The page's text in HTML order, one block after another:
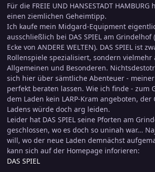
Für die FREIE UND HANSESTADT
einen ziemlichen Geheimtipp.
Ich kaufe mein Midgard-Equipment
ausschließlich bei DAS SPIEL am
Ecke von ANDERE WELTEN). DAS SPIEL ist
Rollenspiele spezialisiert, sondern vielmehr
Allgemeinen und Besonderen.
sich hier über sämtliche Abenteuer -
perfekt beraten lassen. Wie ich finde - zum
dem Laden kein LARP-Kram angeboten, der
Ladens würde doch arg leiden.
Leider hat DAS SPIEL seine Pforten am
geschlossen, wo es doch so uninah war...
will, wo der neue Laden demnächst
kann sich auf der Homepage inforieren:
DAS SPIEL